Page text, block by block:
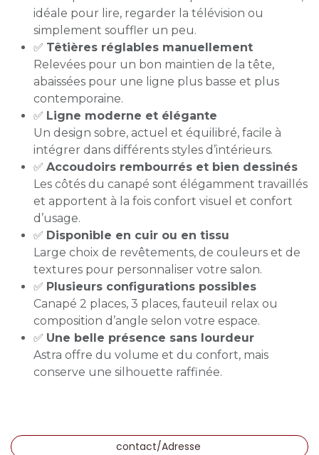
idéale pour lire, regarder la télévision ou
simplement souffler un peu.
✅ Têtières réglables manuellement
Relevées pour un bon maintien de la tête,
abaissées pour une ligne plus basse et plus
contemporaine.
✅ Ligne moderne et élégante
Un design sobre, actuel et équilibré, facile à
intégrer dans différents styles d’intérieurs.
✅ Accoudoirs rembourrés et bien dessinés
Les côtés du canapé sont élégamment travaillés
et apportent à la fois confort visuel et confort
d’usage.
✅ Disponible en cuir ou en tissu
Large choix de revêtements, de couleurs et de
textures pour personnaliser votre salon.
✅ Plusieurs configurations possibles
Canapé 2 places, 3 places, fauteuil relax ou
composition d’angle selon votre espace.
✅ Une belle présence sans lourdeur
Astra offre du volume et du confort, mais
conserve une silhouette raffinée.
contact/Adresse